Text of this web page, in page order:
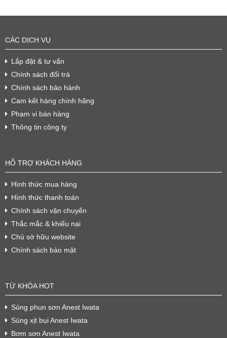
CÁC DỊCH VỤ
Lắp đặt & tư vấn
Chính sách đổi trả
Chính sách bảo hành
Cam kết hàng chính hãng
Phạm vi bán hàng
Thông tin công ty
HỖ TRỢ KHÁCH HÀNG
Hình thức mua hàng
Hình thức thanh toán
Chính sách vận chuyển
Thắc mắc & khiếu nại
Chủ sở hữu website
Chính sách bảo mật
TỪ KHÓA HOT
Súng phun sơn Anest Iwata
Súng xịt bụi Anest Iwata
Bơm sơn Anest Iwata